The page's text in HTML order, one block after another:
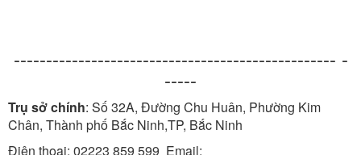
-------------------------------------------------- -
-----
Trụ sở chính: Số 32A, Đường Chu Huân, Phường Kim
Chân, Thành phố Bắc Ninh,TP, Bắc Ninh
Điện thoại: 02223 859 599 Email: